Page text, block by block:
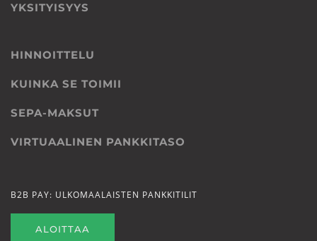
YKSITYISYYS
HINNOITTELU
KUINKA SE TOIMII
SEPA-MAKSUT
VIRTUAALINEN PANKKITASO
B2B PAY: ULKOMAALAISTEN PANKKITILIT
ALOITTAA